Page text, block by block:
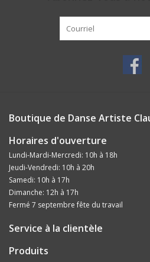
Boutique de Danse Artiste
Horaires d'ouverture
Lundi-Mardi-Mercredi: 10h à 18h
Jeudi-Vendredi: 10h à 20h
Samedi: 10h à 17h
Dimanche: 12h à 17h
Fermé 7 septembre fête du travail
Service à la clientèle
Produits